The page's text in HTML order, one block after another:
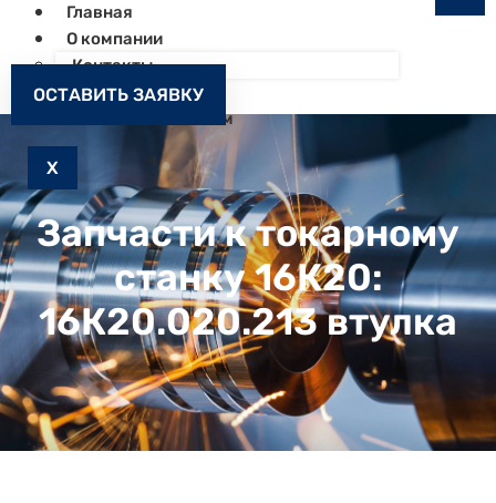
Главная
О компании
Контакты
Как заказать
Запчасти к станкам
X
ОСТАВИТЬ ЗАЯВКУ
Запчасти к токарному
станку 16К20:
16К20.020.213 втулка